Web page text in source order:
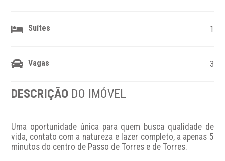
Suítes 1
Vagas 3
DESCRIÇÃO DO IMÓVEL
Uma oportunidade única para quem busca qualidade de
vida, contato com a natureza e lazer completo, a apenas 5
minutos do centro de Passo de Torres e de Torres.